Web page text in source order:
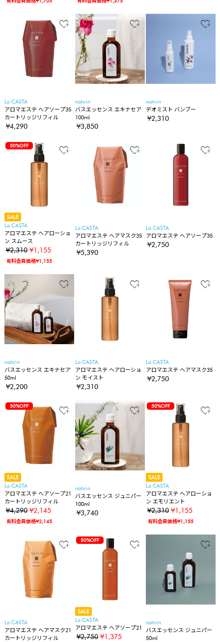
La CASTA
アロマエステ ヘアソープ35
カートリッジリフィル
¥4,290
nahrin
バスエッセンス エキナセア
100ml
¥3,850
nahrin
デオミスト バンブー
¥2,310
50%OFF
SALE
La CASTA
アロマエステ ヘアローショ
ン スムース
¥2,310 ¥1,155
有料会員価格¥1,155
La CASTA
アロマエステ ヘアマスク35
カートリッジリフィル
¥5,390
La CASTA
アロマエステ ヘアソープ35
¥2,750
nahrin
バスエッセンス エキナセア
50ml
¥2,200
La CASTA
アロマエステ ヘアローショ
ン モイスト
¥2,310
La CASTA
アロマエステ ヘアマスク35
¥2,750
50%OFF
SALE
La CASTA
アロマエステ ヘアソープ21
カートリッジリフィル
¥4,290 ¥2,145
有料会員価格¥2,145
nahrin
バスエッセンス ジュニパー
100ml
¥3,740
50%OFF
SALE
La CASTA
アロマエステ ヘアローショ
ン エモリエント
¥2,310 ¥1,155
有料会員価格¥1,155
La CASTA
アロマエステ ヘアマスク21
カートリッジリフィル
50%OFF
SALE
La CASTA
アロマエステ ヘアソープ21
¥2,750 ¥1,375
nahrin
バスエッセンス ジュニパー
50ml